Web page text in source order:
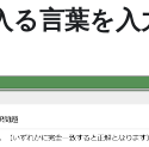
る言葉を入